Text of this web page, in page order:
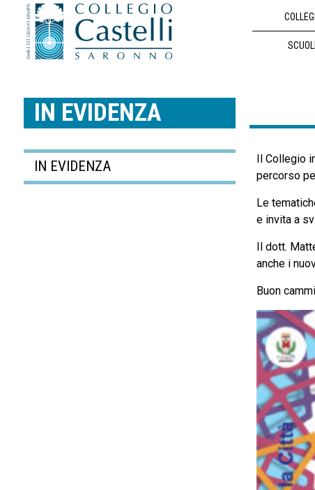
IN EVIDENZA
IN EVIDENZA
Il Collegio
percorso
Le
e invita a
Il dott.
anche i
Buon